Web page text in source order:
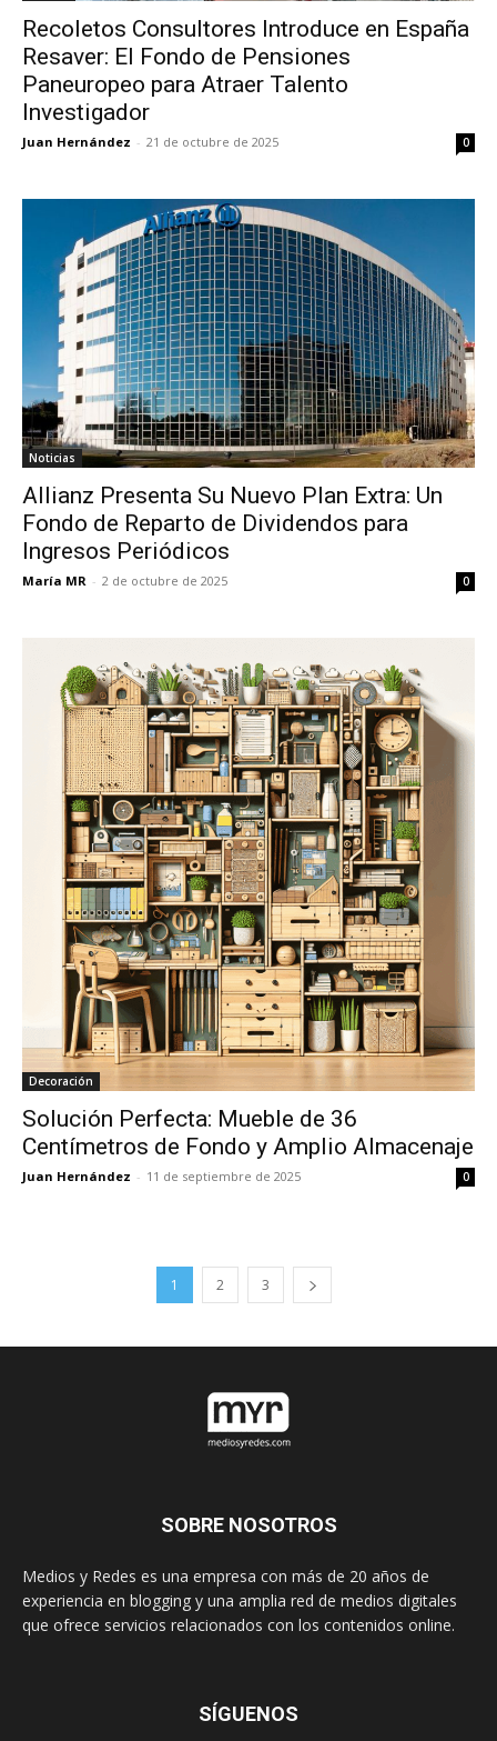
Recoletos Consultores Introduce en España
Resaver: El Fondo de Pensiones
Paneuropeo para Atraer Talento
Investigador
Juan Hernández - 21 de octubre de 2025 0
Noticias
Allianz Presenta Su Nuevo Plan Extra: Un
Fondo de Reparto de Dividendos para
Ingresos Periódicos
María MR - 2 de octubre de 2025 0
Decoración
Solución Perfecta: Mueble de 36
Centímetros de Fondo y Amplio Almacenaje
Juan Hernández - 11 de septiembre de 2025 0
1 2 3
SOBRE NOSOTROS
Medios y Redes es una empresa con más de 20 años de
experiencia en blogging y una amplia red de medios digitales
que ofrece servicios relacionados con los contenidos online.
SÍGUENOS